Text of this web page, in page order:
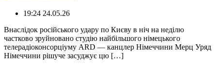
19:24 24.05.26
Внаслідок російського удару по Києву в ніч на неділю
частково зруйновано студію найбільшого німецького
телерадіоконсорціуму ARD — канцлер Німеччини Мерц Уряд
Німеччини рішуче засуджує цю […]